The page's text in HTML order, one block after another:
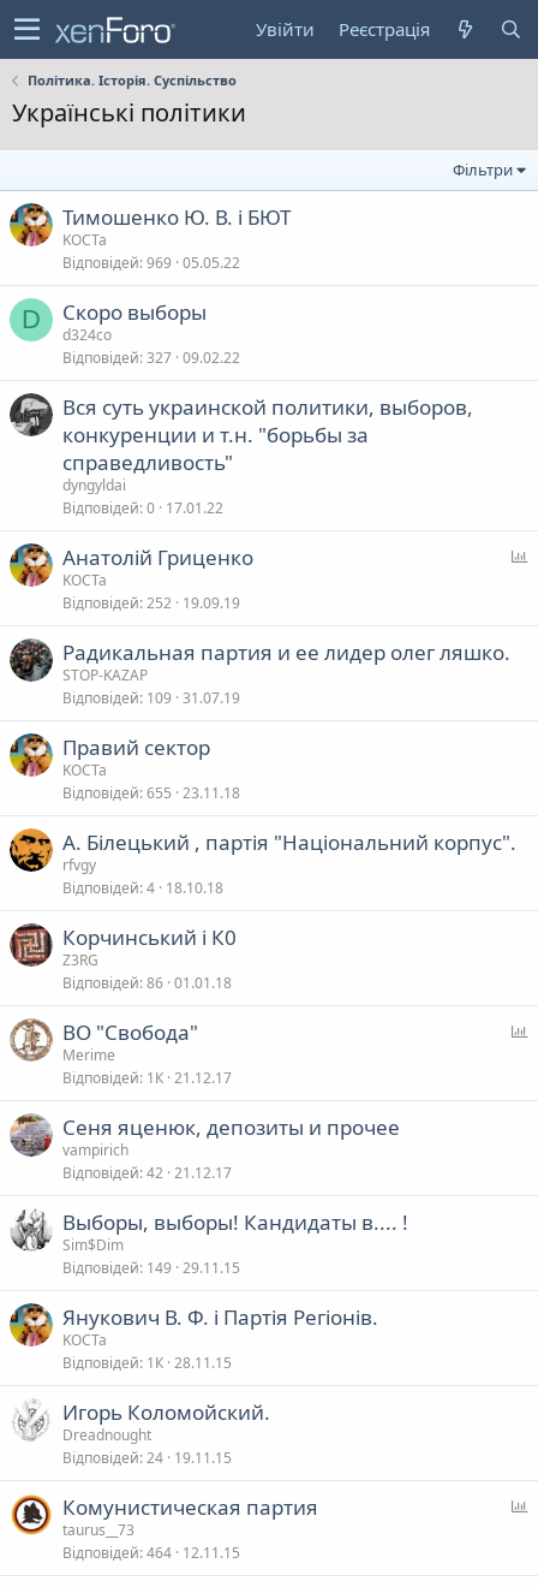
Увійти Реєстрація
Політика. Історія. Суспільство
Українські політики
Фільтри
Тимошенко Ю. В. і БЮТ
KOCTa
Відповідей 969 05.05.22
D Скоро выборы
d324co
Відповідей 327 09.02.22
Вся суть украинской политики, выборов,
конкуренции и т.н. "борьбы за
справедливость"
dyngyldai
Відповідей 0 17.01.22
Анатолій Гриценко
KOCTa
Відповідей 252 19.09.19
Радикальная партия и ее лидер олег ляшко.
STOP-KAZAP
Відповідей 109 31.07.19
Правий сектор
KOCTa
Відповідей 655 23.11.18
A. Білецький , партія "Національний корпус".
rfvgy
Відповідей 4 18.10.18
Корчинський і К0
Z3RG
Відповідей 86 01.01.18
ВО "Свобода"
Merime
Відповідей 1К 21.12.17
Сеня яценюк, депозиты и прочее
vampirich
Відповідей 42 21.12.17
Выборы, выборы! Кандидаты в.... !
Sim$Dim
Відповідей 149 29.11.15
Янукович В. Ф. і Партія Регіонів.
KOCTa
Відповідей 1К 28.11.15
Игорь Коломойский.
Dreadnought
Відповідей 24 19.11.15
Комунистическая партия
taurus__73
Відповідей 464 12.11.15